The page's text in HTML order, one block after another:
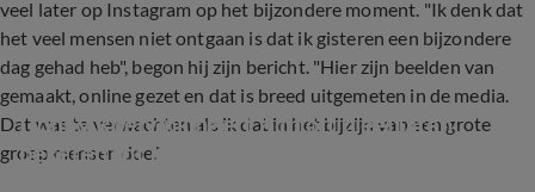
veel later op Instagram op het bijzondere moment. "Ik denk dat
het veel mensen niet ontgaan is dat ik gisteren een bijzondere
dag gehad heb", begon hij zijn bericht. "Hier zijn beelden van
gemaakt, online gezet en dat is breed uitgemeten in de media.
Dat was te verwachten als ik dat in het bijzijn van een grote
groep mensen doe."
Donny Roelvink heeft zich officieel laten
bekeren tot de islam